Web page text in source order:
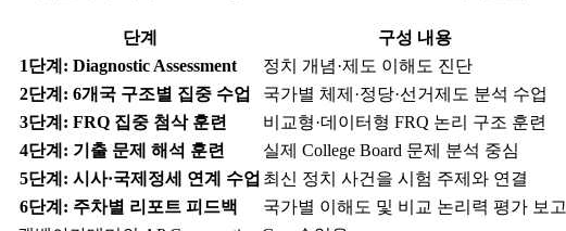
단계
구성 내용
1단계: Diagnostic Assessment
정치 개념·제도 이해도 진단
2단계: 6개국 구조별 집중 수업
국가별 체제·정당·선거제도 분석 수업
3단계: FRQ 집중 첨삭 훈련
비교형·데이터형 FRQ 논리 구조 훈련
4단계: 기출 문제 해석 훈련
실제 College Board 문제 분석 중심
5단계: 시사·국제정세 연계 수업 최신 정치 사건을 시험 주제와 연결
6단계: 주차별 리포트 피드백
국가별 이해도 및 비교 논리력 평가 보고